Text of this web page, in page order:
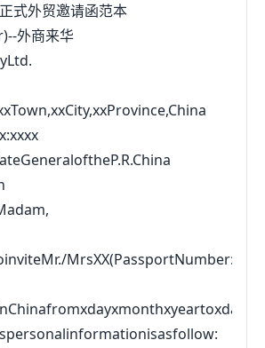
外贸邀请函范本
外商来华